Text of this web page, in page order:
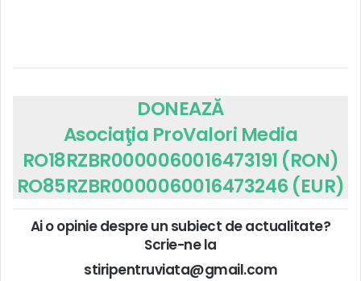
DONEAZĂ
Asociaţia ProValori Media
RO18RZBR0000060016473191 (RON)
RO85RZBR0000060016473246 (EUR)
Ai o opinie despre un subiect de actualitate?
Scrie-ne la
stiripentruviata@gmail.com